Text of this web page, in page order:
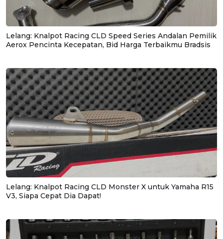
Lelang: Knalpot Racing CLD Speed Series Andalan Pemilik
Aerox Pencinta Kecepatan, Bid Harga Terbaikmu Bradsis
Lelang: Knalpot Racing CLD Monster X untuk Yamaha R15
V3, Siapa Cepat Dia Dapat!